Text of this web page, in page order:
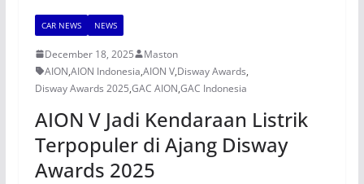
CAR NEWS NEWS
December 18, 2025
Maston
AION,AION Indonesia,AION V,Disway Awards,
Disway Awards 2025,GAC AION,GAC Indonesia
AION V Jadi Kendaraan Listrik
Terpopuler di Ajang Disway
Awards 2025